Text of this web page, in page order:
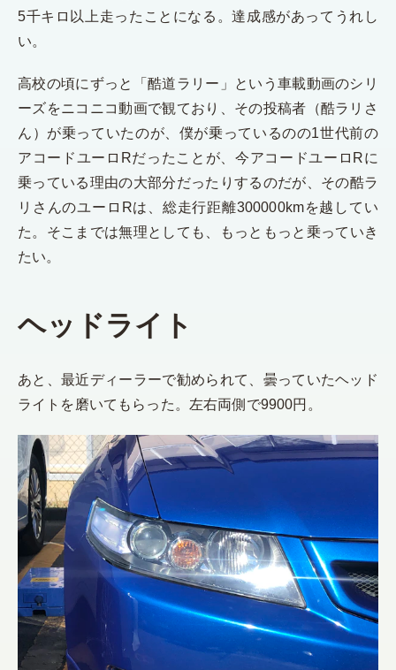
5千キロ以上走ったことになる。達成感があってうれし
い。
高校の頃にずっと「酷道ラリー」という車載動画のシリ
ーズをニコニコ動画で観ており、その投稿者（酷ラリさ
ん）が乗っていたのが、僕が乗っているのの1世代前の
アコードユーロRだったことが、今アコードユーロRに
乗っている理由の大部分だったりするのだが、その酷ラ
リさんのユーロRは、総走行距離300000kmを越してい
た。そこまでは無理としても、もっともっと乗っていき
たい。
ヘッドライト
あと、最近ディーラーで勧められて、曇っていたヘッド
ライトを磨いてもらった。左右両側で9900円。